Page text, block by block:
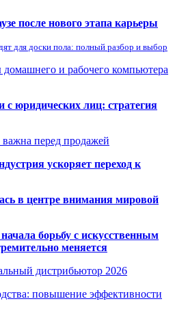
после нового этапа карьеры
для доски пола: полный разбор и выбор
и рабочего компьютера
с юридических лиц: стратегия
перед продажей
ускоряет переход к
в центре внимания мировой
борьбу с искусственным
меняется
дистрибьютор 2026
повышение эффективности